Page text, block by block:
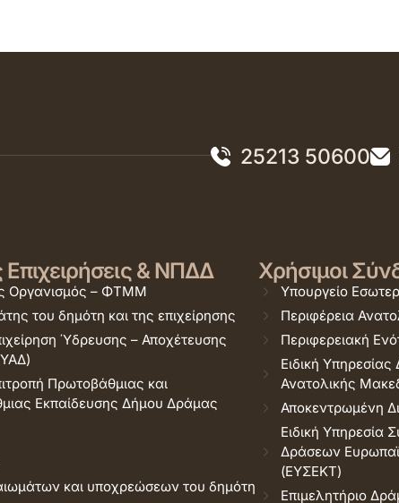
25213 50600
Επιχειρήσεις & ΝΠΔΔ
Οργανισμός – ΦΤΜΜ
του δημότη και της επιχείρησης
Ύδρευσης – Αποχέτευσης
Πρωτοβάθμιας και
Εκπαίδευσης Δήμου Δράμας
και υποχρεώσεων του δημότη
Χρήσιμοι
Υπουργείο
Περιφέρεια
Περιφερειακή
Ειδική Υπηρεσίας
Ανατολικής
Αποκεντρωμένη
Ειδική Υπηρεσία
Δράσεων
(ΕΥΣΕΚΤ)
Επιμελητήριο